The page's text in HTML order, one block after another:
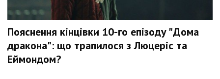
Пояснення кінцівки 10-го епізоду "Дома
дракона": що трапилося з Люцеріс та
Еймондом?